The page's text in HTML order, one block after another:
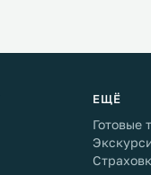
ЕЩЁ
Готовые